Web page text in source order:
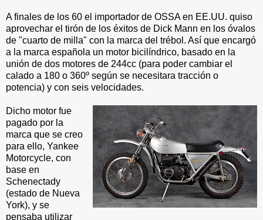
A finales de los 60 el importador de OSSA en EE.UU. quiso
aprovechar el tirón de los éxitos de Dick Mann en los óvalos
de "cuarto de milla" con la marca del trébol. Así que encargó
a la marca española un motor bicilíndrico, basado en la
unión de dos motores de 244cc (para poder cambiar el
calado a 180 o 360º según se necesitara tracción o
potencia) y con seis velocidades.
Dicho motor fue
pagado por la
marca que se creo
para ello, Yankee
Motorcycle, con
base en
Schenectady
(estado de Nueva
York), y se
pensaba utilizar